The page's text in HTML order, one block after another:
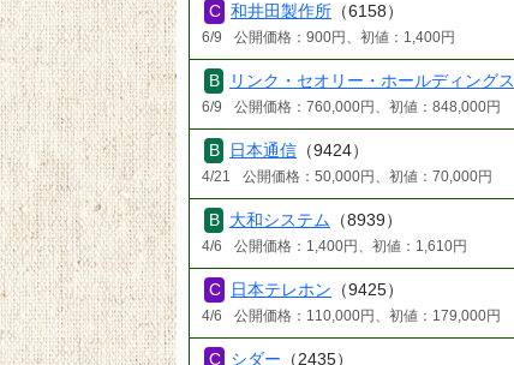
和井田製作所 （6158）
6/9 公開価格：900円、初値：1,400円
リンク・セオリー・ホールディングス
6/9 公開価格：760,000円、初値：848,000円
日本通信 （9424）
4/21 公開価格：50,000円、初値：70,000円
大和システム （8939）
4/6 公開価格：1,400円、初値：1,610円
日本テレホン （9425）
4/6 公開価格：110,000円、初値：179,000円
シダー （2435）